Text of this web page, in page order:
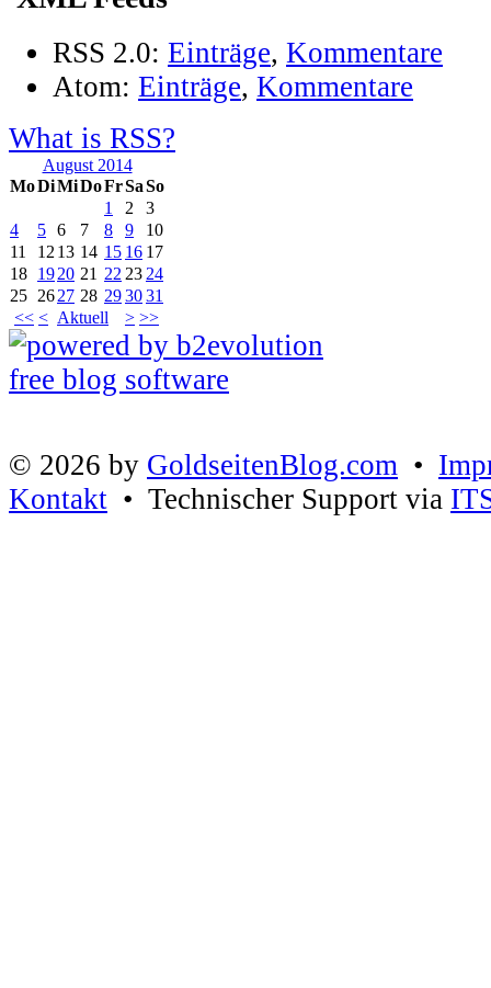
RSS 2.0: Einträge, Kommentare
Atom: Einträge, Kommentare
What is RSS?
August 2014
MoDiMiDoFrSaSo
<< < Aktuell > >>
1 2
3
4
5 6 7 8 9
10
11
12 13 14 15 16 17
18 1920 21 22 23 24
25 2627 28 293031
© 2026 by GoldseitenBlog.com •
Kontakt • Technischer Support via